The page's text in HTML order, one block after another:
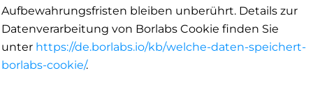
Aufbewahrungsfristen bleiben unberührt. Details zur
Datenverarbeitung von Borlabs Cookie finden Sie
unter https://de.borlabs.io/kb/welche-daten-speichert-
borlabs-cookie/.